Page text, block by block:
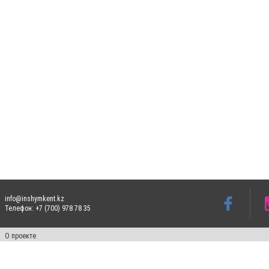
info@inshymkent.kz
Телефон: +7 (700) 978 78 35
О проекте